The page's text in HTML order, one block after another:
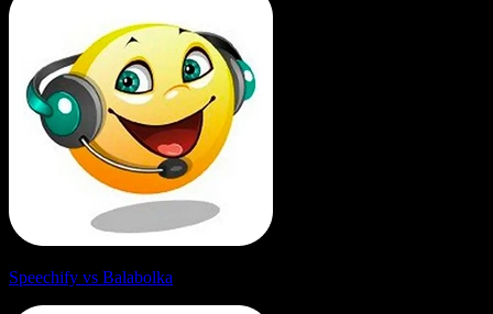
Speechify vs Balabolka